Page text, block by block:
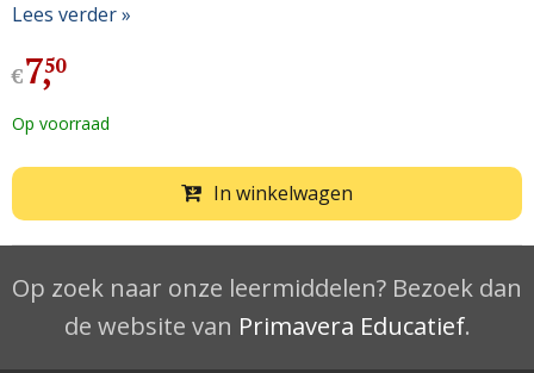
Lees verder »
€7,
50
Op voorraad
In winkelwagen
Op zoek naar onze leermiddelen? Bezoek dan
de website van Primavera Educatief.